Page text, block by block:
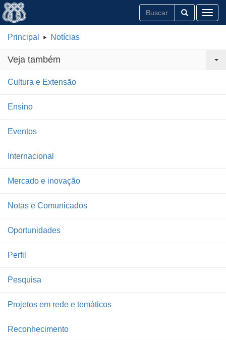
Principal Notícias
Veja também
Cultura e Extensão
Ensino
Eventos
Internacional
Mercado e inovação
Notas e Comunicados
Oportunidades
Perfil
Pesquisa
Projetos em rede e temáticos
Reconhecimento